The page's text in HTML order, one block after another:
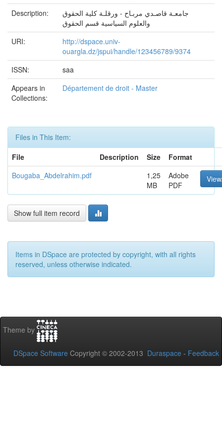
Description:
جامعـة قاصـدي مربـاح - ورقلـة كلية الحقوق
والعلوم السياسية قسم الحقوق
URI:
http://dspace.univ-
ouargla.dz/jspui/handle/123456789/9374
ISSN:
saa
Appears in
Collections:
Département de droit - Master
Files in This Item:
File
Description Size
Format
Bougaba_Abdelrahim.pdf
1,25
MB
Adobe
PDF
Show full item record
Items in DSpace are protected by copyright, with all rights
reserved, unless otherwise indicated.
Theme by
DSpace Software Copyright © 2002-2013 Duraspace - Feedback